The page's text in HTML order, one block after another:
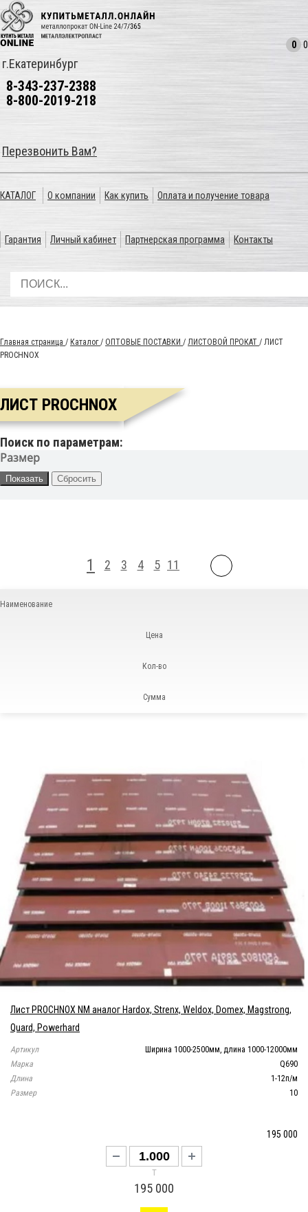
г.Екатеринбург
8-343-237-2388
8-800-2019-218
Перезвонить Вам?
0 0
КАТАЛОГ О компании Как купить Оплата и получение товара
Гарантия Личный кабинет Партнерская программа Контакты
Главная страница / Каталог / ОПТОВЫЕ ПОСТАВКИ / ЛИСТОВОЙ ПРОКАТ / ЛИСТ
PROCHNOX
ЛИСТ PROCHNOX
Поиск по параметрам:
Размер
1 2 3 4 5 11
Наименование
Цена
Кол-во
Сумма
Лист PROCHNOX NM аналог Hardox, Strenx, Weldox, Domex, Magstrong,
Quard, Powerhard
Артикул
Ширина 1000-2500мм, длина 1000-12000мм
Марка
Q690
Длина
1-12п/м
Размер
10
195 000
т
195 000